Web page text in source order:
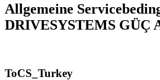
Allgemeine
DRIVESYSTEMS GÜÇ
ToCS_Turkey